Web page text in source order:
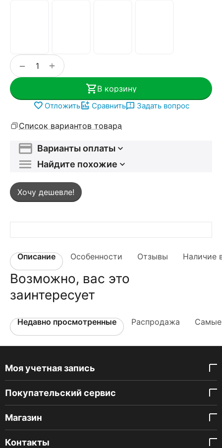
+
−
В корзину
Отложить Сравнить Задать вопрос
Список вариантов товара
Варианты оплаты
Найдите похожие
Хочу дешевле!
Описание Особенности Отзывы Наличие
Возможно, вас это
заинтересует
Недавно просмотренные Распродажа Самые
Моя учетная запись
Покупательский сервис
Магазин
Контакты